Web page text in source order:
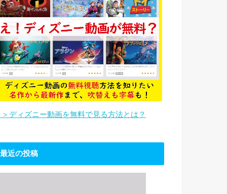
＞ディズニー動画を無料で見る方法とは？
最近の投稿